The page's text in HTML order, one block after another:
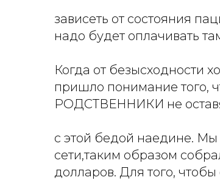
зависеть от состояния
надо будет оплачивать
Когда от безысходности
пришло понимание
РОДСТВЕННИКИ не
с этой бедой наедине.
сети,таким образом
долларов. Для того,